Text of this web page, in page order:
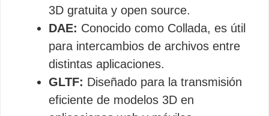
3D gratuita y open source.
DAE: Conocido como Collada, es útil
para intercambios de archivos entre
distintas aplicaciones.
GLTF: Diseñado para la transmisión
eficiente de modelos 3D en